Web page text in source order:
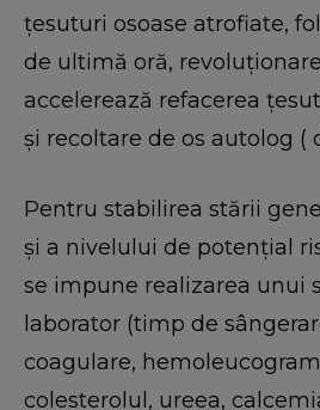
țesuturi osoase atrofiate,
de ultimă oră,
accelerează refacerea
și recoltare de os autolog (
Pentru stabilirea stării
și a nivelului de potențial
se impune realizarea unui
laborator (timp de
coagulare,
colesterolul, ureea,